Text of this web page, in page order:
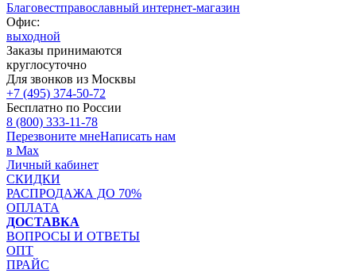
Благовестправославный интернет-магазин
Офис:
выходной
Заказы принимаются
круглосуточно
Для звонков из Москвы
+7 (495) 374-50-72
Бесплатно по России
8 (800) 333-11-78
Перезвоните мнеНаписать нам
в Max
Личный кабинет
СКИДКИ
РАСПРОДАЖА ДО 70%
ОПЛАТА
ДОСТАВКА
ВОПРОСЫ И ОТВЕТЫ
ОПТ
ПРАЙС